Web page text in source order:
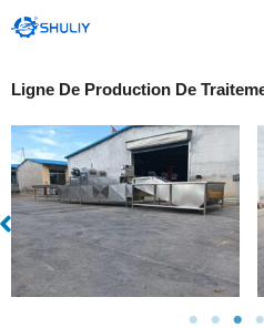
au
Ligne De Production De